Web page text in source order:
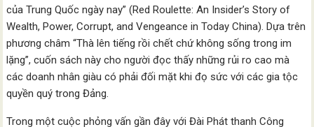
của Trung Quốc ngày nay” (Red Roulette: An Insider’s Story of
Wealth, Power, Corrupt, and Vengeance in Today China). Dựa trên
phương châm “Thà lên tiếng rồi chết chứ không sống trong im
lặng”, cuốn sách này cho người đọc thấy những rủi ro cao mà
các doanh nhân giàu có phải đối mặt khi đọ sức với các gia tộc
quyền quý trong Đảng.
Trong một cuộc phỏng vấn gần đây với Đài Phát thanh Công